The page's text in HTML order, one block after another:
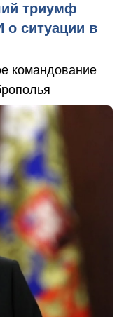
триумф
ситуации в
командование